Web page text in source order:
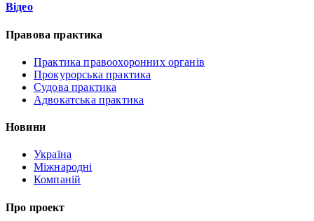
Відео
Правова практика
Практика правоохоронних органів
Прокурорська практика
Судова практика
Адвокатська практика
Новини
Україна
Міжнародні
Компаній
Про проект